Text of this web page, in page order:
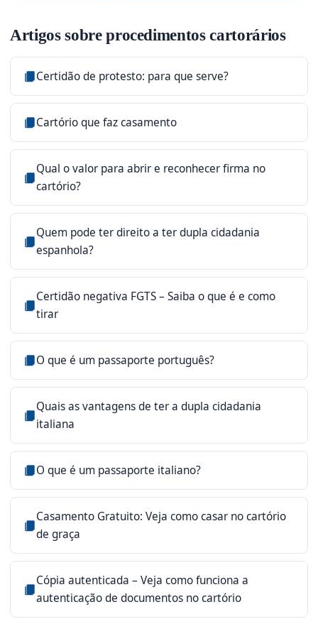
Artigos sobre procedimentos cartorários
Certidão de protesto: para que serve?
Cartório que faz casamento
Qual o valor para abrir e reconhecer firma no
cartório?
Quem pode ter direito a ter dupla cidadania
espanhola?
Certidão negativa FGTS – Saiba o que é e como
tirar
O que é um passaporte português?
Quais as vantagens de ter a dupla cidadania
italiana
O que é um passaporte italiano?
Casamento Gratuito: Veja como casar no cartório
de graça
Cópia autenticada – Veja como funciona a
autenticação de documentos no cartório